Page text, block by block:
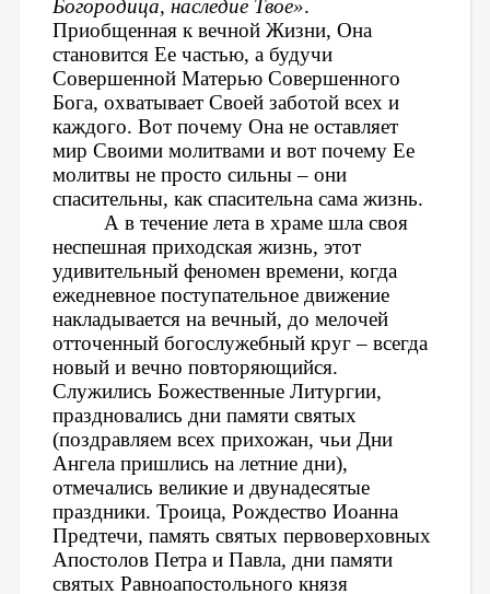
Богородица, наследие Твое».
Приобщенная к вечной Жизни, Она
становится Ее частью, а будучи
Совершенной Матерью Совершенного
Бога, охватывает Своей заботой всех и
каждого. Вот почему Она не оставляет
мир Своими молитвами и вот почему Ее
молитвы не просто сильны – они
спасительны, как спасительна сама жизнь.
А в течение лета в храме шла своя
неспешная приходская жизнь, этот
удивительный феномен времени, когда
ежедневное поступательное движение
накладывается на вечный, до мелочей
отточенный богослужебный круг – всегда
новый и вечно повторяющийся.
Служились Божественные Литургии,
праздновались дни памяти святых
(поздравляем всех прихожан, чьи Дни
Ангела пришлись на летние дни),
отмечались великие и двунадесятые
праздники. Троица, Рождество Иоанна
Предтечи, память святых первоверховных
Апостолов Петра и Павла, дни памяти
святых Равноапостольного князя